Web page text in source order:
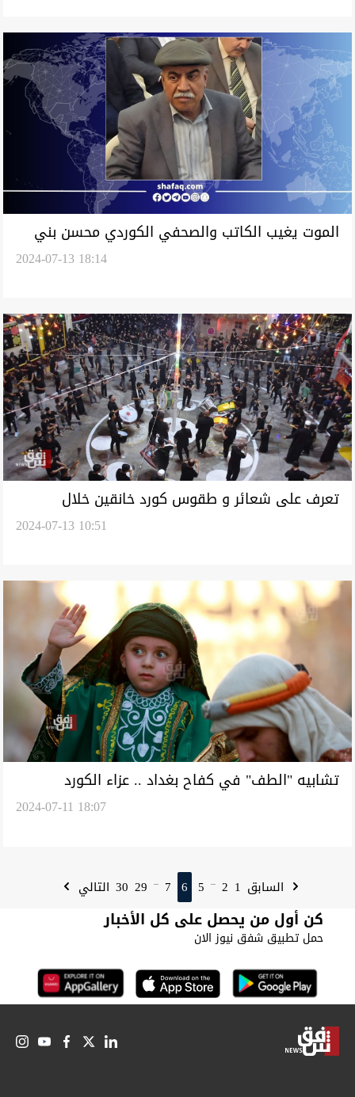
الموت يغيب الكاتب والصحفي الكوردي محسن بني
2024-07-13 18:14
تعرف على شعائر و طقوس كورد خانقين خلال
2024-07-13 10:51
تشابيه "الطف" في كفاح بغداد .. عزاء الكورد
2024-07-11 18:07
السابق 1
2
...
5
6
7
...
29
30 التالي
كن أول من يحصل على كل الأخبار
حمل تطبيق شفق نيوز الان